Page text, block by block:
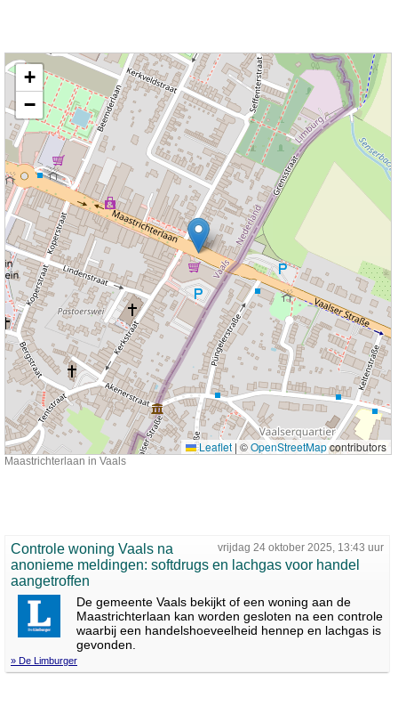
Kaart nieuws Vaals. Locatie nieuws: 50.77123 / 6.02420 Maastrichterlaan
+
−
Leaflet | ©OpenStreetMapcontributors
Maastrichterlaan in Vaals
vrijdag 24 oktober 2025, 13:43 uur
Controle woning Vaals na
anonieme meldingen: softdrugs en lachgas voor handel
aangetroffen
De gemeente Vaals bekijkt of een woning aan de
Maastrichterlaan kan worden gesloten na een controle
waarbij een handelshoeveelheid hennep en lachgas is
gevonden.
» De Limburger